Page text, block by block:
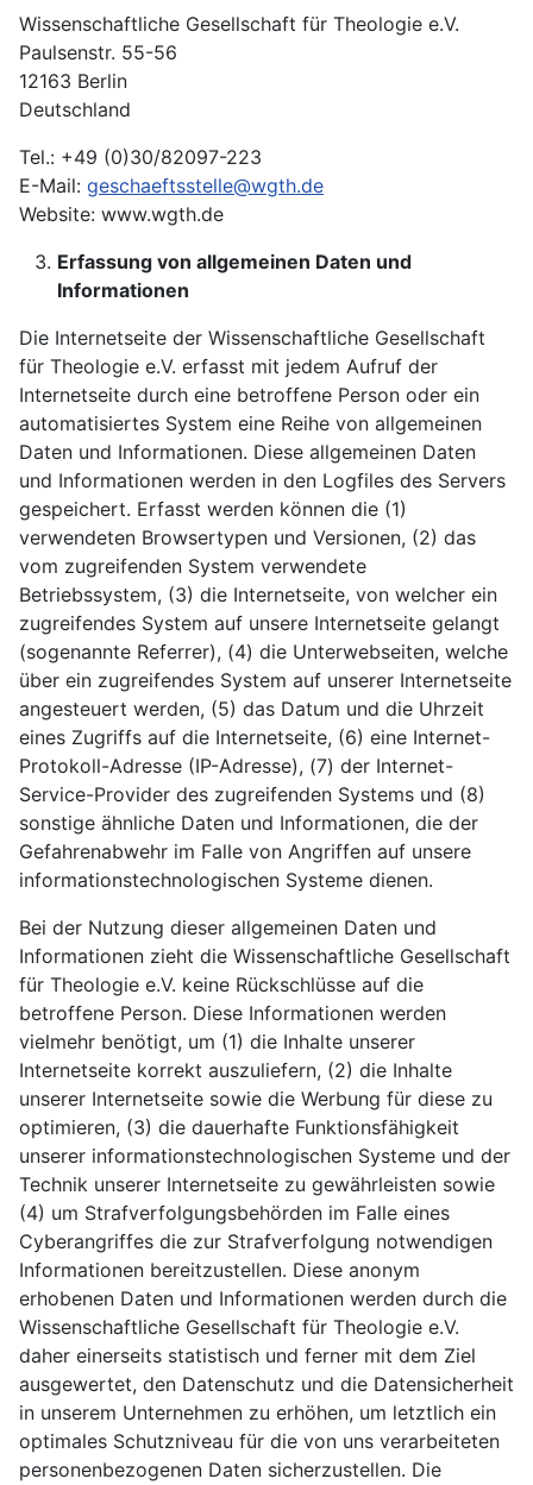
Wissenschaftliche Gesellschaft für Theologie e.V.
Paulsenstr. 55-56
12163 Berlin
Deutschland
Tel.: +49 (0)30/82097-223
E-Mail: geschaeftsstelle@wgth.de
Website: www.wgth.de
Erfassung von allgemeinen Daten und
Informationen
Die Internetseite der Wissenschaftliche Gesellschaft
für Theologie e.V. erfasst mit jedem Aufruf der
Internetseite durch eine betroffene Person oder ein
automatisiertes System eine Reihe von allgemeinen
Daten und Informationen. Diese allgemeinen Daten
und Informationen werden in den Logfiles des Servers
gespeichert. Erfasst werden können die (1)
verwendeten Browsertypen und Versionen, (2) das
vom zugreifenden System verwendete
Betriebssystem, (3) die Internetseite, von welcher ein
zugreifendes System auf unsere Internetseite gelangt
(sogenannte Referrer), (4) die Unterwebseiten, welche
über ein zugreifendes System auf unserer Internetseite
angesteuert werden, (5) das Datum und die Uhrzeit
eines Zugriffs auf die Internetseite, (6) eine Internet-
Protokoll-Adresse (IP-Adresse), (7) der Internet-
Service-Provider des zugreifenden Systems und (8)
sonstige ähnliche Daten und Informationen, die der
Gefahrenabwehr im Falle von Angriffen auf unsere
informationstechnologischen Systeme dienen.
Bei der Nutzung dieser allgemeinen Daten und
Informationen zieht die Wissenschaftliche Gesellschaft
für Theologie e.V. keine Rückschlüsse auf die
betroffene Person. Diese Informationen werden
vielmehr benötigt, um (1) die Inhalte unserer
Internetseite korrekt auszuliefern, (2) die Inhalte
unserer Internetseite sowie die Werbung für diese zu
optimieren, (3) die dauerhafte Funktionsfähigkeit
unserer informationstechnologischen Systeme und der
Technik unserer Internetseite zu gewährleisten sowie
(4) um Strafverfolgungsbehörden im Falle eines
Cyberangriffes die zur Strafverfolgung notwendigen
Informationen bereitzustellen. Diese anonym
erhobenen Daten und Informationen werden durch die
Wissenschaftliche Gesellschaft für Theologie e.V.
daher einerseits statistisch und ferner mit dem Ziel
ausgewertet, den Datenschutz und die Datensicherheit
in unserem Unternehmen zu erhöhen, um letztlich ein
optimales Schutzniveau für die von uns verarbeiteten
personenbezogenen Daten sicherzustellen. Die